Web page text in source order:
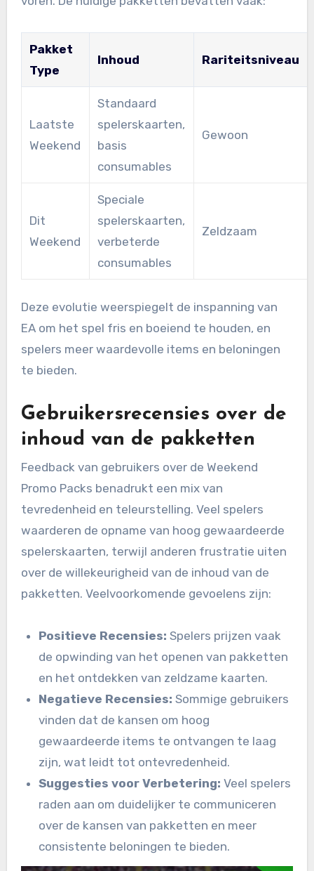
Pakket
Type
Inhoud Rariteitsniveau
Laatste
Weekend
Standaard
spelerskaarten,
basis
consumables
Gewoon
Dit
Weekend
Speciale
spelerskaarten,
verbeterde
consumables
Zeldzaam
Deze evolutie weerspiegelt de inspanning van
EA om het spel fris en boeiend te houden, en
spelers meer waardevolle items en beloningen
te bieden.
Gebruikersrecensies over de
inhoud van de pakketten
Feedback van gebruikers over de Weekend
Promo Packs benadrukt een mix van
tevredenheid en teleurstelling. Veel spelers
waarderen de opname van hoog gewaardeerde
spelerskaarten, terwijl anderen frustratie uiten
over de willekeurigheid van de inhoud van de
pakketten. Veelvoorkomende gevoelens zijn:
Positieve Recensies: Spelers prijzen vaak
de opwinding van het openen van pakketten
en het ontdekken van zeldzame kaarten.
Negatieve Recensies: Sommige gebruikers
vinden dat de kansen om hoog
gewaardeerde items te ontvangen te laag
zijn, wat leidt tot ontevredenheid.
Suggesties voor Verbetering: Veel spelers
raden aan om duidelijker te communiceren
over de kansen van pakketten en meer
consistente beloningen te bieden.